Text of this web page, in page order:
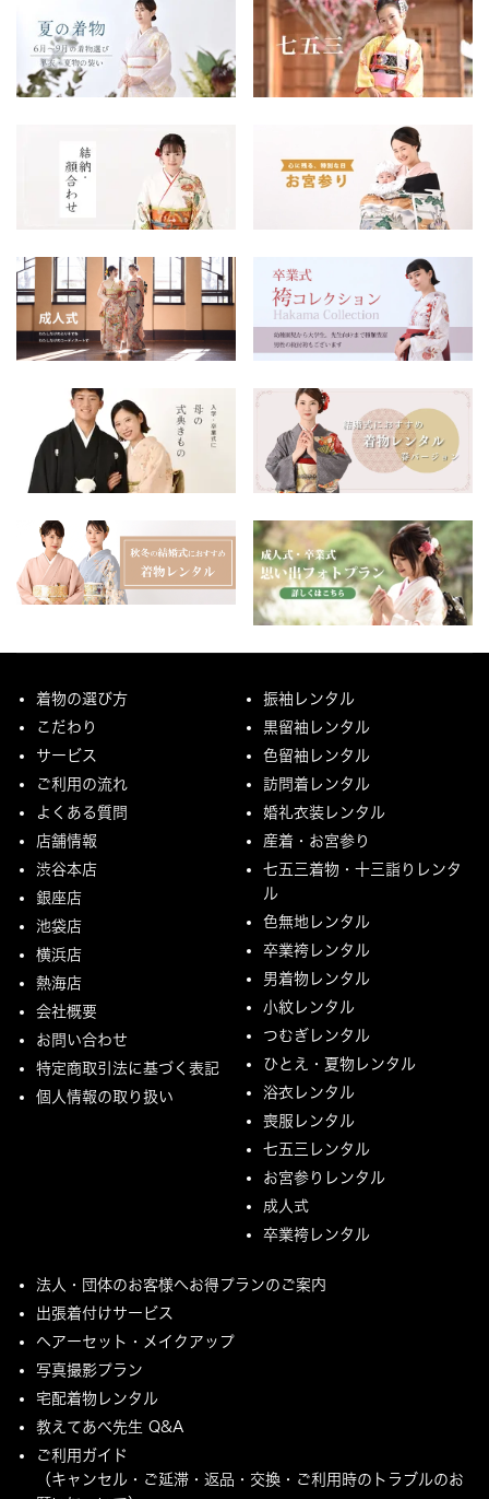
着物の選び方
こだわり
サービス
ご利用の流れ
よくある質問
店舗情報
渋谷本店
銀座店
池袋店
横浜店
熱海店
会社概要
お問い合わせ
特定商取引法に基づく表記
個人情報の取り扱い
振袖レンタル
黒留袖レンタル
色留袖レンタル
訪問着レンタル
婚礼衣装レンタル
産着・お宮参り
七五三着物・十三詣りレンタ
ル
色無地レンタル
卒業袴レンタル
男着物レンタル
小紋レンタル
つむぎレンタル
ひとえ・夏物レンタル
浴衣レンタル
喪服レンタル
七五三レンタル
お宮参りレンタル
成人式
卒業袴レンタル
法人・団体のお客様へお得プランのご案内
出張着付けサービス
ヘアーセット・メイクアップ
写真撮影プラン
宅配着物レンタル
教えてあべ先生 Q&A
ご利用ガイド
（キャンセル・ご延滞・返品・交換・ご利用時のトラブルのお